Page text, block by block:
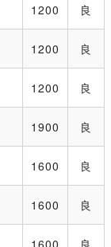
1200 良
1200 良
1200 良
1900 良
1600 良
1600 良
1600 良